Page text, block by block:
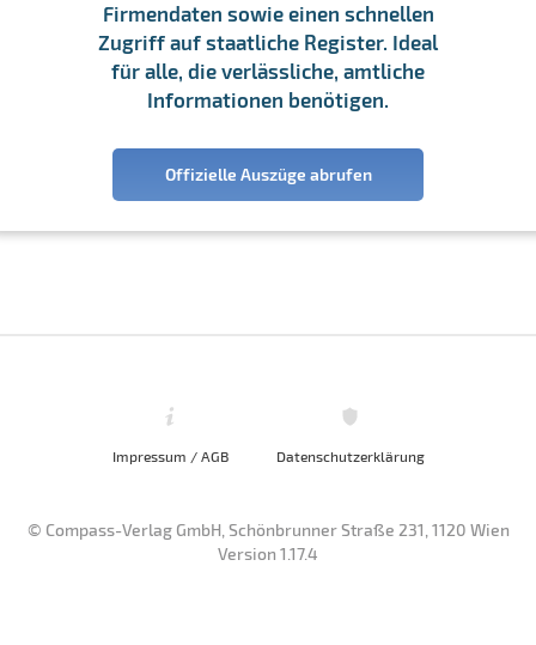
Firmendaten sowie einen schnellen
Zugriff auf staatliche Register. Ideal
für alle, die verlässliche, amtliche
Informationen benötigen.
Offizielle Auszüge abrufen
Impressum / AGB Datenschutzerklärung
© Compass-Verlag GmbH, Schönbrunner Straße 231, 1120 Wien
Version 1.17.4